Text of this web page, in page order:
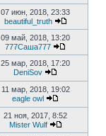
07 июн, 2018, 23:33
beautiful_truth
09 май, 2018, 13:20
777Саша777
25 мар, 2018, 17:20
DeniSov
11 мар, 2018, 19:02
eagle owl
21 ноя, 2017, 8:52
Mister Wulf